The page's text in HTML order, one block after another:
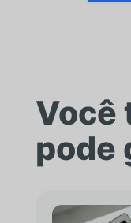
Você
pode